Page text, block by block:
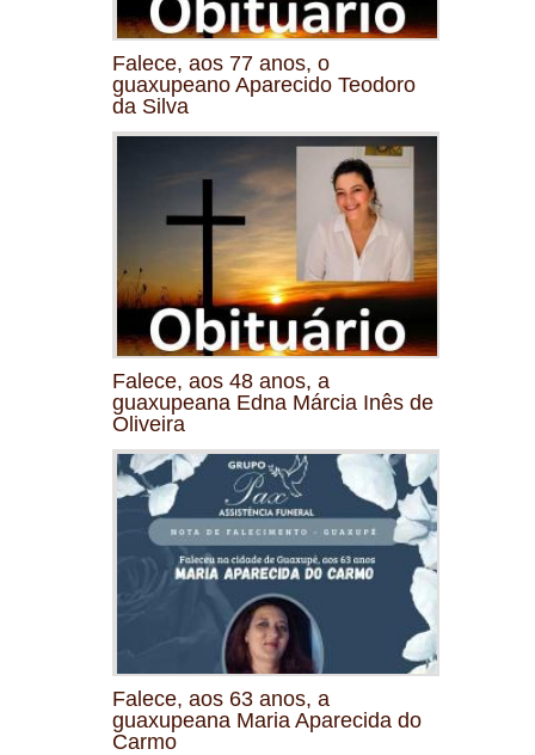
Falece, aos 77 anos, o
guaxupeano Aparecido Teodoro
da Silva
Falece, aos 48 anos, a
guaxupeana Edna Márcia Inês de
Oliveira
Falece, aos 63 anos, a
guaxupeana Maria Aparecida do
Carmo